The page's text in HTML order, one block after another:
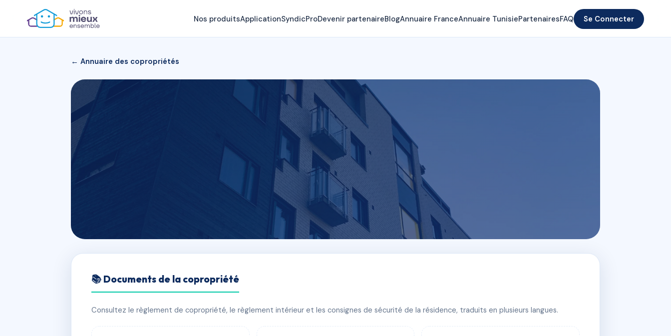
Nos produitsApplicationSyndicProDevenir partenaireBlogAnnuaire FranceAnnuaire TunisiePartenairesFAQ Se Connecter
← Annuaire des copropriétés
LE CLOS DES GRANGES
📍 1 r des granges 69005 Lyon
📚 Documents de la copropriété
Consultez le règlement de copropriété, le règlement intérieur et les consignes de sécurité de la résidence, traduits en plusieurs langues.